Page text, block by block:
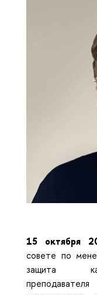
15 октября
совете по
защита